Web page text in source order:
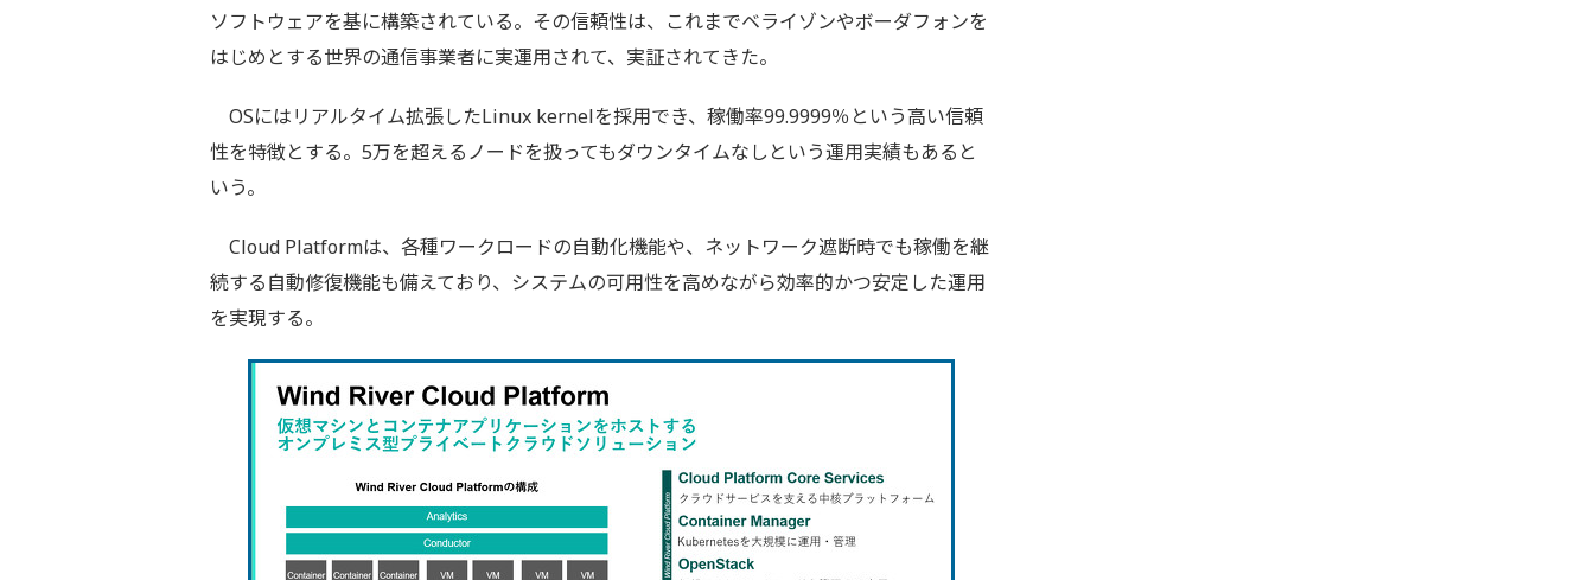
ソフトウェアを基に構築されている。その信頼性は、これまでベライゾンやボーダフォンを
はじめとする世界の通信事業者に実運用されて、実証されてきた。
OSにはリアルタイム拡張したLinux kernelを採用でき、稼働率99.9999％という高い信頼
性を特徴とする。5万を超えるノードを扱ってもダウンタイムなしという運用実績もあると
いう。
Cloud Platformは、各種ワークロードの自動化機能や、ネットワーク遮断時でも稼働を継
続する自動修復機能も備えており、システムの可用性を高めながら効率的かつ安定した運用
を実現する。